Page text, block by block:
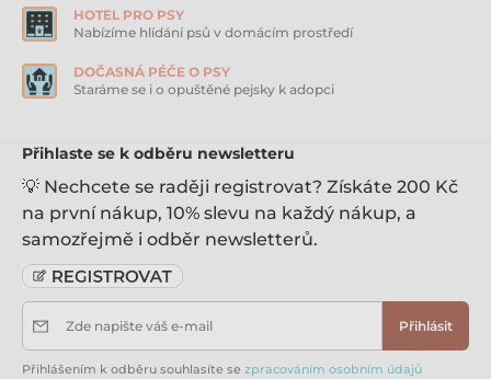
Biotin (3a880) 0,4 mg, Zinek (3b606) 10 mg, Železo
(3b106) 8 mg, Mangan (3b504) 2,4 mg, Jód (3b201) 0,6
Hrubý protein 9 %
Hrubá vláknina 0,5 %
Hrubé popeloviny 2,2 %
Vlhkost 78 %
Vápník 0,4 %
Fosfor 0,3 %
ME 975 kcal/kg
HOTEL PRO PSY
Nabízíme hlídání psů v domácím prostředí
DOČASNÁ PÉČE O PSY
Staráme se i o opuštěné pejsky k adopci
Přihlaste se k odběru newsletteru
💡 Nechcete se raději registrovat? Získáte 200 Kč
na první nákup, 10% slevu na každý nákup, a
samozřejmě i odběr newsletterů.
Zde napište váš e-mail Přihlásit
Přihlášením k odběru souhlasíte se zpracováním osobním údajů